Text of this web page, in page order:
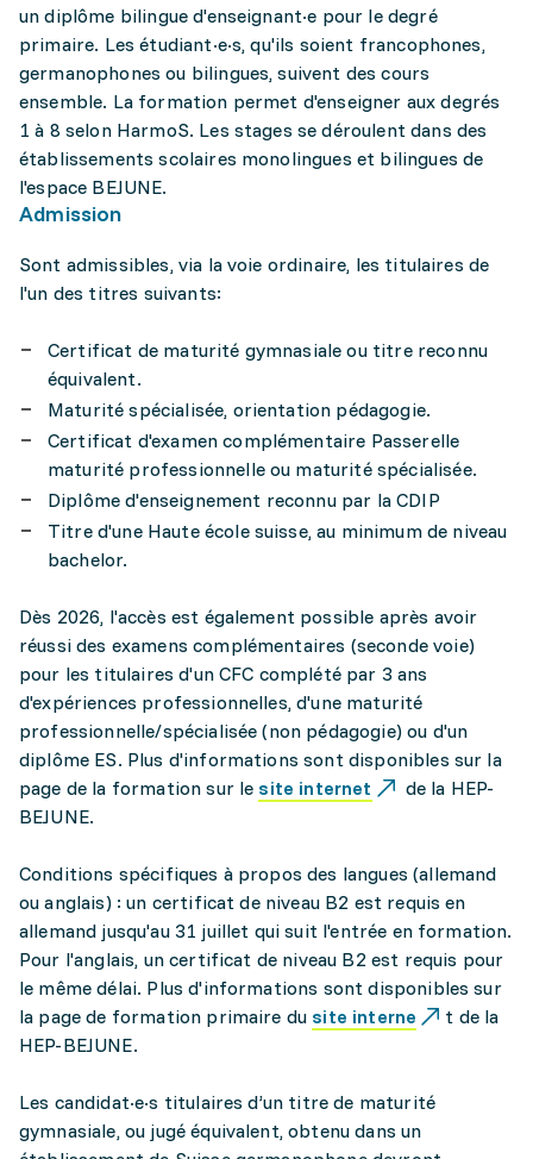
un diplôme bilingue d'enseignant·e pour le degré
primaire. Les étudiant·e·s, qu'ils soient francophones,
germanophones ou bilingues, suivent des cours
ensemble. La formation permet d'enseigner aux degrés
1 à 8 selon HarmoS. Les stages se déroulent dans des
établissements scolaires monolingues et bilingues de
l'espace BEJUNE.
Admission
Sont admissibles, via la voie ordinaire, les titulaires de
l'un des titres suivants:
Certificat de maturité gymnasiale ou titre reconnu
équivalent.
Maturité spécialisée, orientation pédagogie.
Certificat d'examen complémentaire Passerelle
maturité professionnelle ou maturité spécialisée.
Diplôme d'enseignement reconnu par la CDIP
Titre d'une Haute école suisse, au minimum de niveau
bachelor.
Dès 2026, l'accès est également possible après avoir
réussi des examens complémentaires (seconde voie)
pour les titulaires d'un CFC complété par 3 ans
d'expériences professionnelles, d'une maturité
professionnelle/spécialisée (non pédagogie) ou d'un
diplôme ES. Plus d'informations sont disponibles sur la
page de la formation sur le site internet
de la HEP-
BEJUNE.
Conditions spécifiques à propos des langues (allemand
ou anglais) : un certificat de niveau B2 est requis en
allemand jusqu'au 31 juillet qui suit l'entrée en formation.
Pour l'anglais, un certificat de niveau B2 est requis pour
le même délai. Plus d'informations sont disponibles sur
la page de formation primaire du site interne
t de la
HEP-BEJUNE.
Les candidat·e·s titulaires d’un titre de maturité
gymnasiale, ou jugé équivalent, obtenu dans un